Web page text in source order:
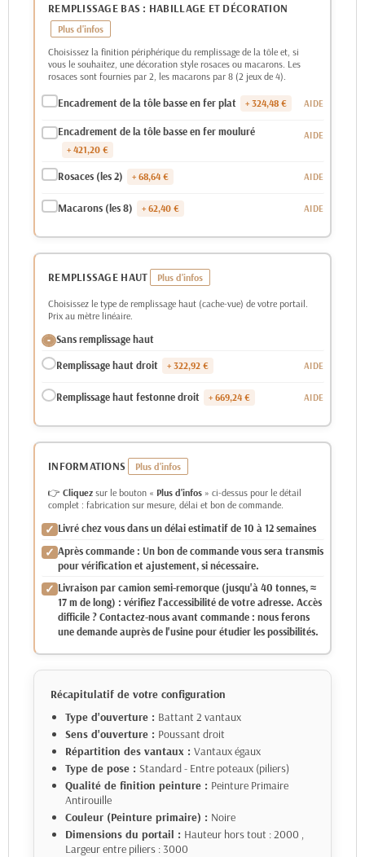
REMPLISSAGE BAS : HABILLAGE ET DÉCORATION
Choisissez la finition périphérique du remplissage de la tôle et, si
vous le souhaitez, une décoration style rosaces ou macarons. Les
rosaces sont fournies par 2, les macarons par 8 (2 jeux de 4).
Encadrement de la tôle basse en fer plat + 324,48 €
Encadrement de la tôle basse en fer mouluré
+ 421,20 €
Rosaces (les 2) + 68,64 €
Macarons (les 8) + 62,40 €
REMPLISSAGE HAUT
Choisissez le type de remplissage haut (cache-vue) de votre portail.
Prix au mètre linéaire.
Sans remplissage haut
Remplissage haut droit
+ 322,92 €
Remplissage haut festonne droit + 669,24 €
INFORMATIONS
👉 Cliquez sur le bouton « Plus d'infos » ci-dessus pour le détail
complet : fabrication sur mesure, délai et bon de commande.
Livré chez vous dans un délai estimatif de 10 à 12 semaines
Après commande : Un bon de commande vous sera transmis
pour vérification et ajustement, si nécessaire.
Livraison par camion semi-remorque (jusqu'à 40 tonnes, ≈
17 m de long) : vérifiez l'accessibilité de votre adresse. Accès
difficile ? Contactez-nous avant commande : nous ferons
une demande auprès de l'usine pour étudier les possibilités.
Récapitulatif de votre configuration
Type d'ouverture : Battant 2 vantaux
Sens d'ouverture : Poussant droit
Répartition des vantaux : Vantaux égaux
Type de pose : Standard - Entre poteaux (piliers)
Qualité de finition peinture : Peinture Primaire
Antirouille
Couleur (Peinture primaire) : Noire
Dimensions du portail : Hauteur hors tout : 2000 ,
Largeur entre piliers : 3000